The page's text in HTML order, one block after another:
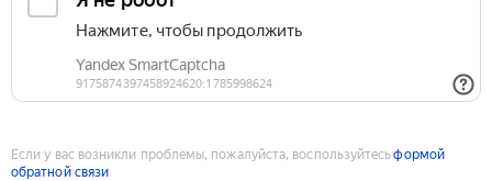
Если у вас возникли проблемы, пожалуйста, воспользуйтесьформой
обратной связи